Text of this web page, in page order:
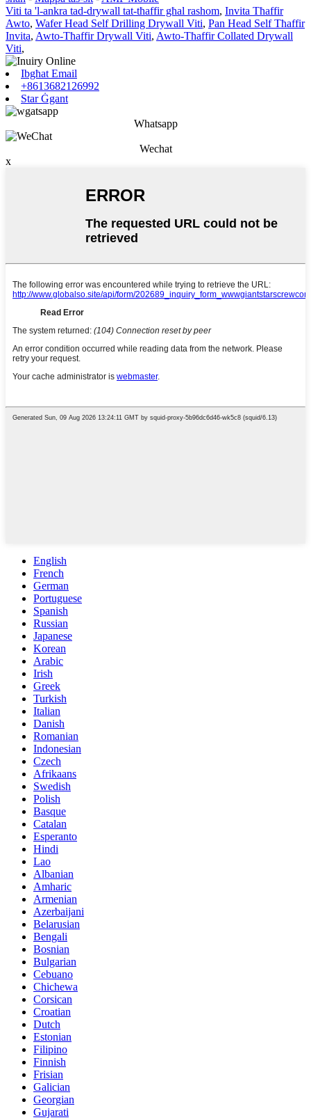
Viti ta 'l-ankra tad-drywall tat-tħaffir għal rashom, Invita Tħaffir
Awto, Wafer Head Self Drilling Drywall Viti, Pan Head Self Tħaffir
Invita, Awto-Tħaffir Drywall Viti, Awto-Tħaffir Collated Drywall
Viti,
Ibgħat Email
+8613682126992
Star Ġgant
Whatsapp
Wechat
x
English
French
German
Portuguese
Spanish
Russian
Japanese
Korean
Arabic
Irish
Greek
Turkish
Italian
Danish
Romanian
Indonesian
Czech
Afrikaans
Swedish
Polish
Basque
Catalan
Esperanto
Hindi
Lao
Albanian
Amharic
Armenian
Azerbaijani
Belarusian
Bengali
Bosnian
Bulgarian
Cebuano
Chichewa
Corsican
Croatian
Dutch
Estonian
Filipino
Finnish
Frisian
Galician
Georgian
Gujarati